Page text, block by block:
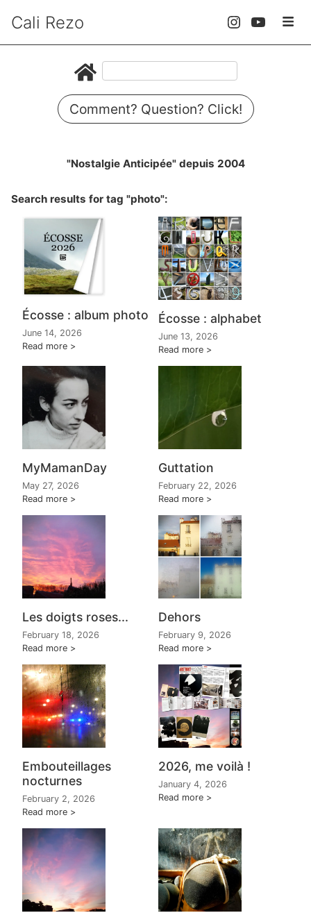
Cali Rezo
Comment? Question? Click!
"Nostalgie Anticipée" depuis 2004
Search results for tag "photo":
Écosse : album photo
June 14, 2026
Read more
Écosse : alphabet
June 13, 2026
Read more
MyMamanDay
May 27, 2026
Read more
Guttation
February 22, 2026
Read more
Les doigts roses...
February 18, 2026
Read more
Dehors
February 9, 2026
Read more
Embouteillages
nocturnes
February 2, 2026
Read more
2026, me voilà !
January 4, 2026
Read more